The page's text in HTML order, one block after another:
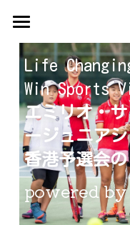
ホーム
お知らせ
ギャラリー
お問い合わせ
ブログ
Emilio
Life
Win Sports
エミリオ・
ージュニア
香港予選会
powered